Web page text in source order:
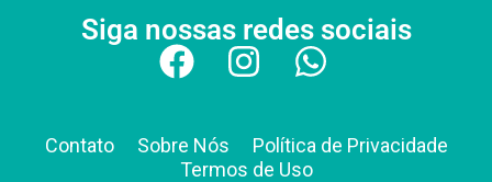
Siga nossas redes sociais
Contato Sobre Nós
Política de Privacidade
Termos de Uso